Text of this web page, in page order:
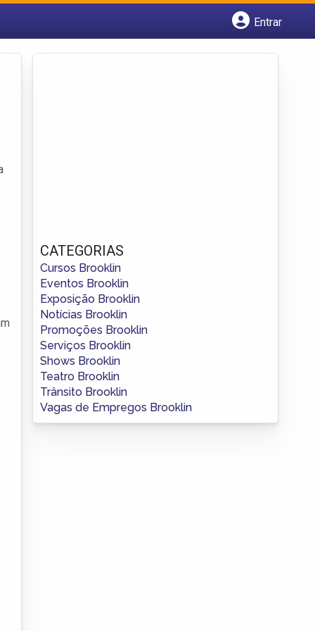
Entrar
CATEGORIAS
Cursos Brooklin
Eventos Brooklin
Exposição Brooklin
Notícias Brooklin
Promoções Brooklin
Serviços Brooklin
Shows Brooklin
Teatro Brooklin
Trânsito Brooklin
Vagas de Empregos Brooklin